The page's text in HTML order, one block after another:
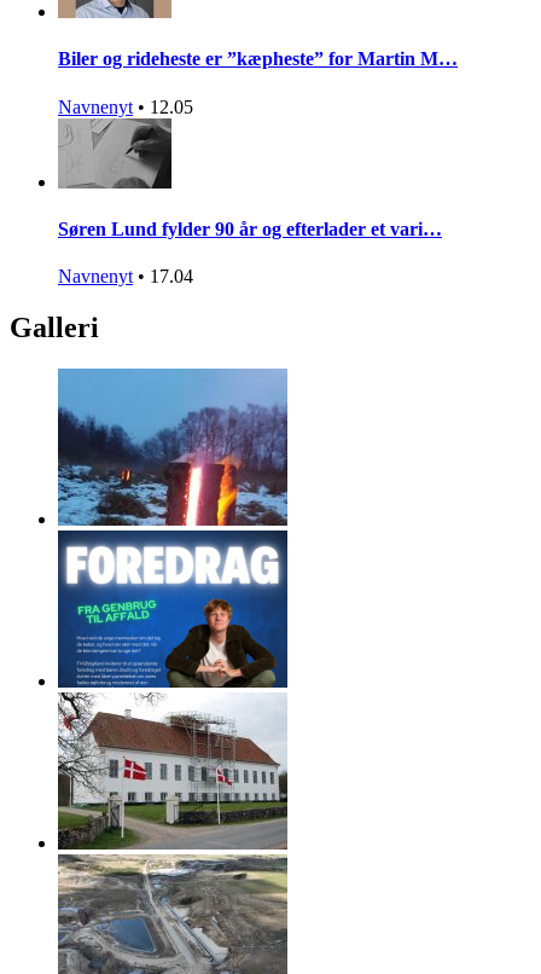
Biler og rideheste er ”kæpheste” for Martin M…
Navnenyt • 12.05
Søren Lund fylder 90 år og efterlader et vari…
Navnenyt • 17.04
Galleri